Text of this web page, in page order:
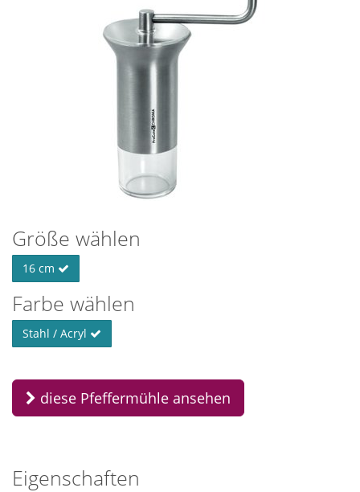
Größe wählen
16 cm
Farbe wählen
Stahl / Acryl
diese Pfeffermühle ansehen
Eigenschaften